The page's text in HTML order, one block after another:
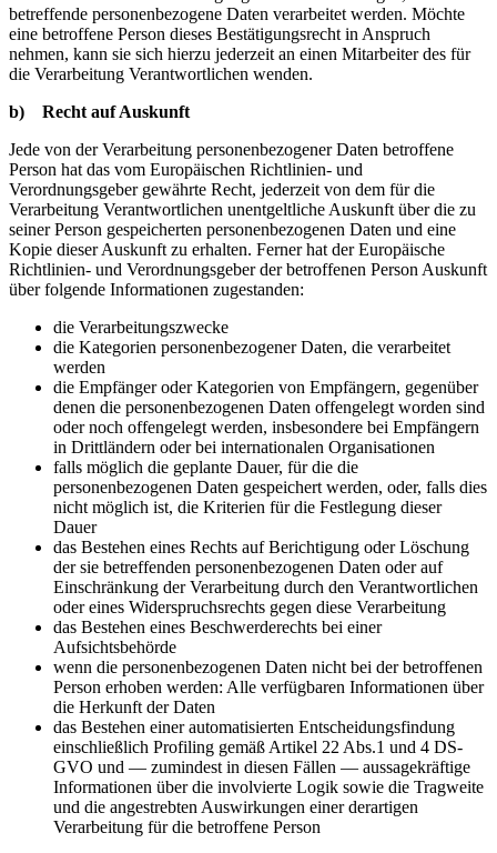
betreffende personenbezogene Daten verarbeitet werden. Möchte
eine betroffene Person dieses Bestätigungsrecht in Anspruch
nehmen, kann sie sich hierzu jederzeit an einen Mitarbeiter des für
die Verarbeitung Verantwortlichen wenden.
b) Recht auf Auskunft
Jede von der Verarbeitung personenbezogener Daten betroffene
Person hat das vom Europäischen Richtlinien- und
Verordnungsgeber gewährte Recht, jederzeit von dem für die
Verarbeitung Verantwortlichen unentgeltliche Auskunft über die zu
seiner Person gespeicherten personenbezogenen Daten und eine
Kopie dieser Auskunft zu erhalten. Ferner hat der Europäische
Richtlinien- und Verordnungsgeber der betroffenen Person Auskunft
über folgende Informationen zugestanden:
die Verarbeitungszwecke
die Kategorien personenbezogener Daten, die verarbeitet
werden
die Empfänger oder Kategorien von Empfängern, gegenüber
denen die personenbezogenen Daten offengelegt worden sind
oder noch offengelegt werden, insbesondere bei Empfängern
in Drittländern oder bei internationalen Organisationen
falls möglich die geplante Dauer, für die die
personenbezogenen Daten gespeichert werden, oder, falls dies
nicht möglich ist, die Kriterien für die Festlegung dieser
Dauer
das Bestehen eines Rechts auf Berichtigung oder Löschung
der sie betreffenden personenbezogenen Daten oder auf
Einschränkung der Verarbeitung durch den Verantwortlichen
oder eines Widerspruchsrechts gegen diese Verarbeitung
das Bestehen eines Beschwerderechts bei einer
Aufsichtsbehörde
wenn die personenbezogenen Daten nicht bei der betroffenen
Person erhoben werden: Alle verfügbaren Informationen über
die Herkunft der Daten
das Bestehen einer automatisierten Entscheidungsfindung
einschließlich Profiling gemäß Artikel 22 Abs.1 und 4 DS-
GVO und — zumindest in diesen Fällen — aussagekräftige
Informationen über die involvierte Logik sowie die Tragweite
und die angestrebten Auswirkungen einer derartigen
Verarbeitung für die betroffene Person